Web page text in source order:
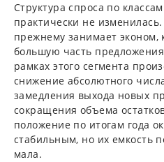
Структура спроса по
практически не
прежнему занимает эконом,
большую часть
рамках этого сегмента
снижение абсолютного
замедления выхода новых
сокращения объема
положение по итогам года
стабильным, но их емкость
мала.